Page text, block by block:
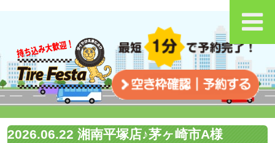
2026.06.22 湘南平塚店♪茅ヶ崎市A様